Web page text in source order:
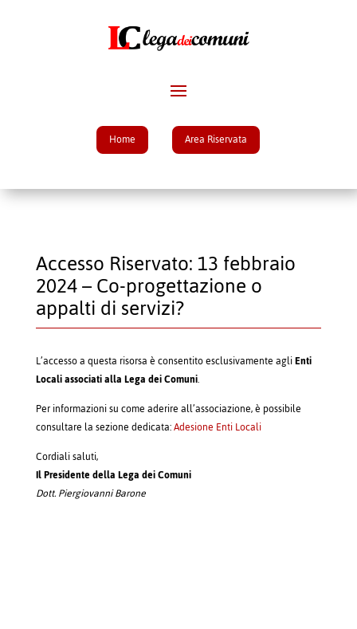
Home Area Riservata
Accesso Riservato: 13 febbraio
2024 – Co-progettazione o
appalti di servizi?
L’accesso a questa risorsa è consentito esclusivamente agliEnti
Locali associati alla Lega dei Comuni.
Per informazioni su come aderire all’associazione, è possibile
consultare la sezione dedicata:Adesione Enti Locali
Cordiali saluti,
Il Presidente della Lega dei Comuni
Dott. Piergiovanni Barone